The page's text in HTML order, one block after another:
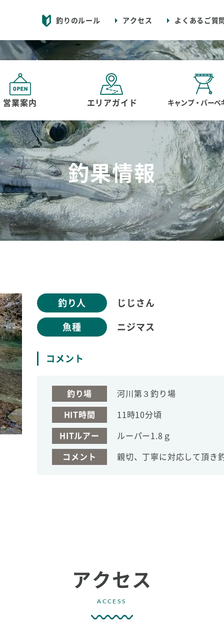
釣りのルール アクセス よくあるご質問
営業案内 エリアガイド キャンプ・バーベ
釣果情報
釣り人 じじさん
魚種 ニジマス
コメント
釣り場 河川第３釣り場
HIT時間 11時10分頃
HITルアー ルーパー1.8ｇ
コメント 親切、丁寧に対応して頂き
アクセス
ACCESS